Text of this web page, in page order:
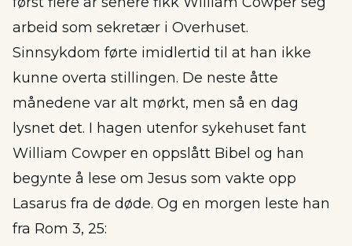
arbeid som sekretær i Overhuset.
Sinnsykdom førte imidlertid til at han ikke
kunne overta stillingen. De neste åtte
månedene var alt mørkt, men så en dag
lysnet det. I hagen utenfor sykehuset fant
William Cowper en oppslått Bibel og han
begynte å lese om Jesus som vakte opp
Lasarus fra de døde. Og en morgen leste han
fra Rom 3, 25: